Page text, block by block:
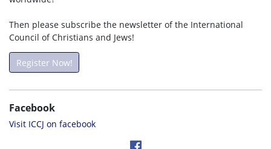
Then please subscribe the newsletter of the International
Council of Christians and Jews!
Register Now!
Facebook
Visit ICCJ on facebook